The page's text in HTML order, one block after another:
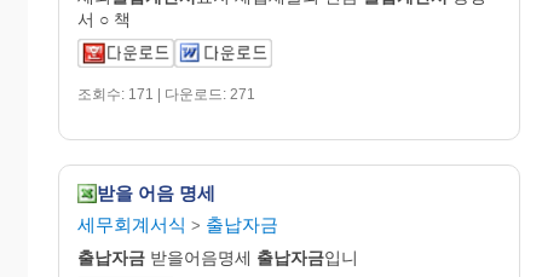
서 ○ 책
조회수: 171 | 다운로드: 271
받을 어음 명세
세무회계서식 > 출납자금
출납자금 받을어음명세 출납자금입니